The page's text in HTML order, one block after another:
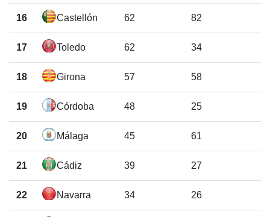
16 Castellón 62 82
17 Toledo 62 34
18 Girona 57 58
19 Córdoba 48 25
20 Málaga 45 61
21 Cádiz 39 27
22 Navarra 34 26